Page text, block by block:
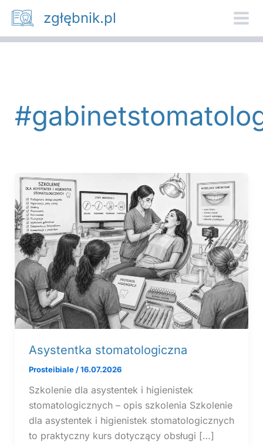
Przejdź
treści
zgłębnik.pl
Asystentka stomatologiczna
Prosteibiale /16.07.2026
Szkolenie dla asystentek i higienistek
stomatologicznych – opis szkolenia Szkolenie
dla asystentek i higienistek stomatologicznych
to praktyczny kurs dotyczący obsługi […]